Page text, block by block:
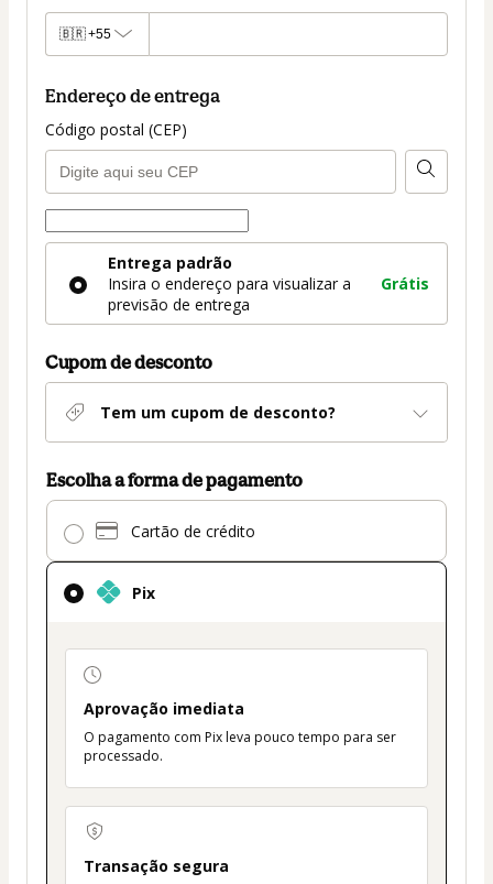
🇧🇷+55
Endereço de entrega
Código postal (CEP)
Forma
entrega
Entrega padrão
Insira o endereço para visualizar a
previsão de entrega
Grátis
Cupom de desconto
Tem um cupom de desconto?
Escolha a forma de pagamento
Cartão de crédito
Pix
payment_data.section_title_v2
Aprovação imediata
O pagamento com Pix leva pouco tempo para ser
processado.
Transação segura
Pix
selecionado
como
método